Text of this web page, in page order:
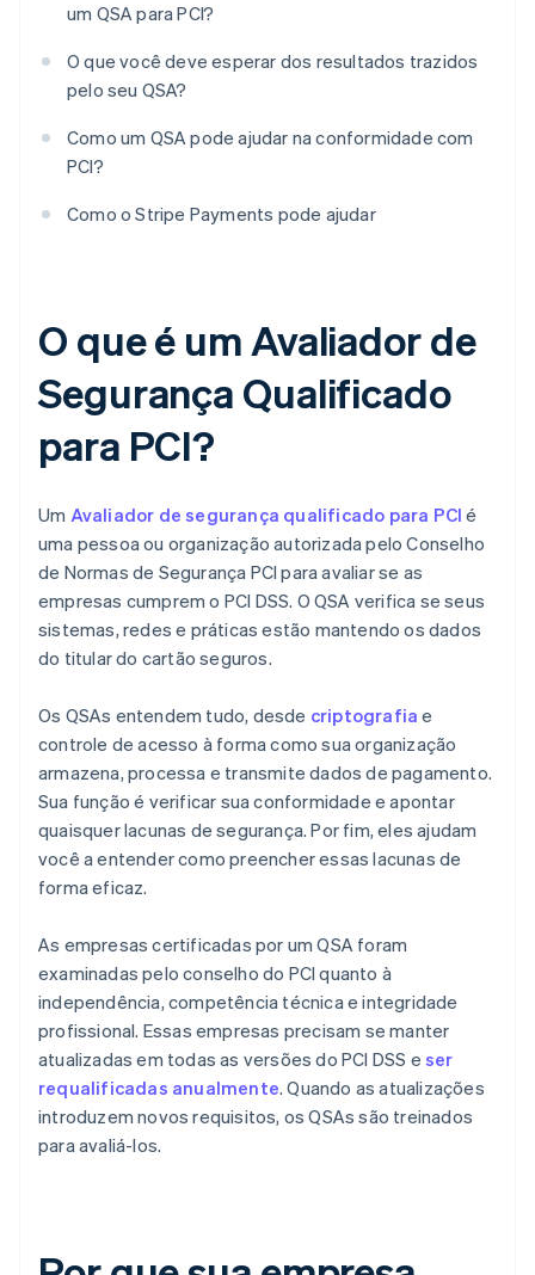
um QSA para PCI?
O que você deve esperar dos resultados trazidos
pelo seu QSA?
Como um QSA pode ajudar na conformidade com
PCI?
Como o Stripe Payments pode ajudar
O que é um Avaliador de
Segurança Qualificado
para PCI?
Um Avaliador de segurança qualificado para PCI é
uma pessoa ou organização autorizada pelo Conselho
de Normas de Segurança PCI para avaliar se as
empresas cumprem o PCI DSS. O QSA verifica se seus
sistemas, redes e práticas estão mantendo os dados
do titular do cartão seguros.
Os QSAs entendem tudo, desde criptografia e
controle de acesso à forma como sua organização
armazena, processa e transmite dados de pagamento.
Sua função é verificar sua conformidade e apontar
quaisquer lacunas de segurança. Por fim, eles ajudam
você a entender como preencher essas lacunas de
forma eficaz.
As empresas certificadas por um QSA foram
examinadas pelo conselho do PCI quanto à
independência, competência técnica e integridade
profissional. Essas empresas precisam se manter
atualizadas em todas as versões do PCI DSS eser
requalificadas anualmente. Quando as atualizações
introduzem novos requisitos, os QSAs são treinados
para avaliá-los.